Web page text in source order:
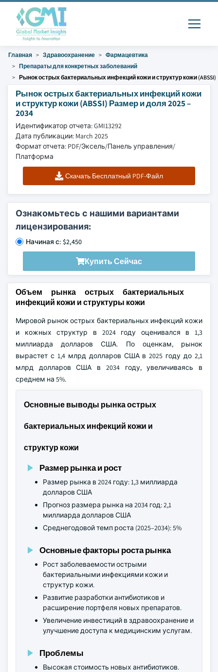
Главная Здравоохранение
Фармацевтика
Препараты для конкретных заболеваний
Рынок острых бактериальных инфекций кожи и структур кожи (ABSSI)
Рынок острых бактериальных инфекций кожи
и структур кожи (ABSSI) Размер и доля 2025 –
2034
Идентификатор отчета: GMI13292
Дата публикации: March 2025
Формат отчета: PDF/Эксель/Панель управления/
Платформа
Скачать Бесплатный PDF-Файл
Ознакомьтесь с нашими вариантами
лицензирования:
Начиная с: $2,450
Купить Сейчас
Объем рынка острых бактериальных
инфекций кожи и структуры кожи
Мировой рынок острых бактериальных инфекций кожи
и кожных структур в 2024 году оценивался в 1,3
миллиарда долларов США. По оценкам, рынок
вырастет с 1,4 млрд долларов США в 2025 году до 2,1
млрд долларов США в 2034 году, увеличиваясь в
среднем на 5%.
Основные выводы рынка острых
бактериальных инфекций кожи и
структур кожи
Размер рынка и рост
Размер рынка в 2024 году: 1,3 миллиарда
долларов США
Прогноз размера рынка на 2034 год: 2,1
миллиарда долларов США
Среднегодовой темп роста (2025–2034): 5%
Основные факторы роста рынка
Рост заболеваемости острыми
бактериальными инфекциями кожи и
структур кожи.
Развитие разработки антибиотиков и
расширение портфеля новых препаратов.
Увеличение инвестиций в здравоохранение и
улучшение доступа к медицинским услугам.
Проблемы
Высокая стоимость новых антибиотиков.